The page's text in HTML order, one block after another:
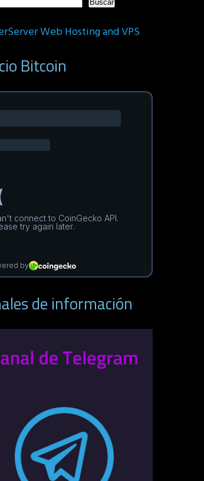
Buscar
Bitcoin
de información